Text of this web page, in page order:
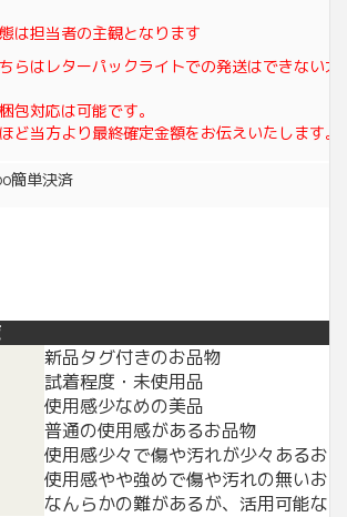
は担当者の主観となります
らはレターパックライトでの発送はできない大
包対応は可能です。
ど当方より最終確定金額をお伝えいたします。
簡単決済
新品タグ付きのお品物
試着程度・未使用品
使用感少なめの美品
普通の使用感があるお品物
使用感少々で傷や汚れが少々あるお
使用感やや強めで傷や汚れの無いお
なんらかの難があるが、活用可能な